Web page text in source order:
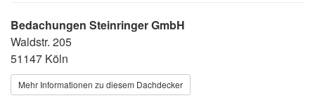
Bedachungen Steinringer GmbH
Waldstr. 205
51147 Köln
Mehr Informationen zu diesem Dachdecker